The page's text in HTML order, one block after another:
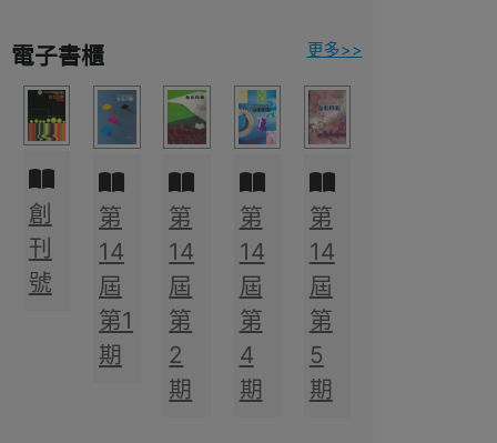
電子書櫃 更多>>
創
刊
號
第
14
屆
第1
期
第
14
屆
第
2
期
第
14
屆
第
4
期
第
14
屆
第
5
期